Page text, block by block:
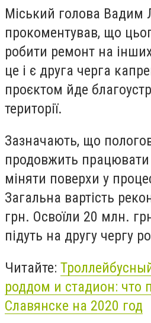
Міський голова Вадим
прокоментував, що
робити ремонт на
це і є друга черга
проєктом йде
території.
Зазначають, що
продовжить працювати
міняти поверхи у
Загальна вартість
грн. Освоїли 20 млн.
підуть на другу чергу
Читайте:
роддом и стадион: что
Славянске на 2020 год